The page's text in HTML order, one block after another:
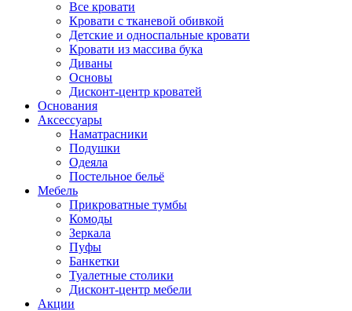
Все кровати
Кровати с тканевой обивкой
Детские и односпальные кровати
Кровати из массива бука
Диваны
Основы
Дисконт-центр кроватей
Основания
Аксессуары
Наматрасники
Подушки
Одеяла
Постельное бельё
Мебель
Прикроватные тумбы
Комоды
Зеркала
Пуфы
Банкетки
Туалетные столики
Дисконт-центр мебели
Акции